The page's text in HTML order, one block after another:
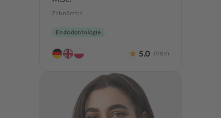
Zahnärztin
Endodontologie
5.0 (989)